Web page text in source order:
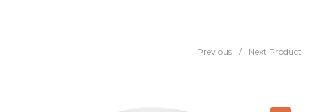
Previous / Next Product